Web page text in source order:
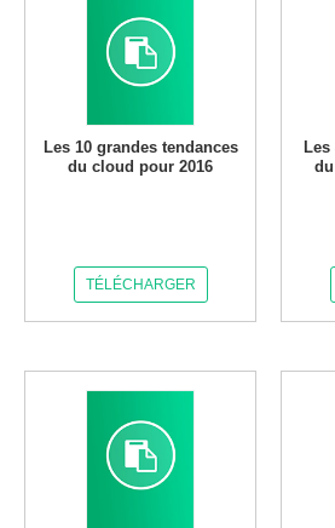
Les 10 grandes tendances
du cloud pour 2016
TÉLÉCHARGER